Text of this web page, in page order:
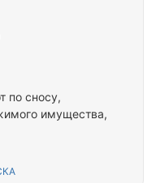
по сносу,
имущества,